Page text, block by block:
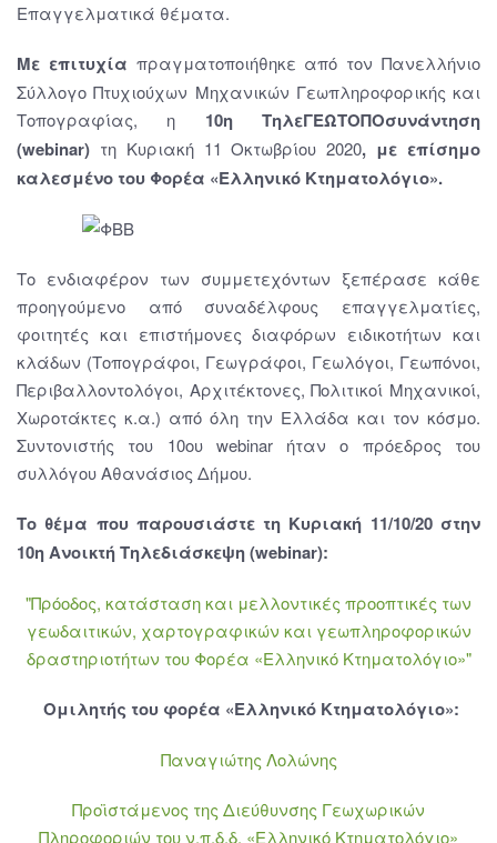
Επαγγελματικά θέματα.
Με επιτυχία πραγματοποιήθηκε από τον Πανελλήνιο
Σύλλογο Πτυχιούχων Μηχανικών Γεωπληροφορικής και
Τοπογραφίας, η 10η ΤηλεΓΕΩΤΟΠΟσυνάντηση
(webinar) τη Κυριακή 11 Οκτωβρίου 2020, με επίσημο
καλεσμένο του Φορέα «Ελληνικό Κτηματολόγιο».
Το ενδιαφέρον των συμμετεχόντων ξεπέρασε κάθε
προηγούμενο από συναδέλφους επαγγελματίες,
φοιτητές και επιστήμονες διαφόρων ειδικοτήτων και
κλάδων (Τοπογράφοι, Γεωγράφοι, Γεωλόγοι, Γεωπόνοι,
Περιβαλλοντολόγοι, Αρχιτέκτονες, Πολιτικοί Μηχανικοί,
Χωροτάκτες κ.α.) από όλη την Ελλάδα και τον κόσμο.
Συντονιστής του 10ου webinar ήταν ο πρόεδρος του
συλλόγου Αθανάσιος Δήμου.
Το θέμα που παρουσιάστε τη Κυριακή 11/10/20 στην
10η Ανοικτή Τηλεδιάσκεψη (webinar):
"Πρόοδος, κατάσταση και μελλοντικές προοπτικές των
γεωδαιτικών, χαρτογραφικών και γεωπληροφορικών
δραστηριοτήτων του Φορέα «Ελληνικό Κτηματολόγιο»"
Ομιλητής του φορέα «Ελληνικό Κτηματολόγιο»:
Παναγιώτης Λολώνης
Προϊστάμενος της Διεύθυνσης Γεωχωρικών
Πληροφοριών του ν.π.δ.δ. «Ελληνικό Κτηματολόγιο»